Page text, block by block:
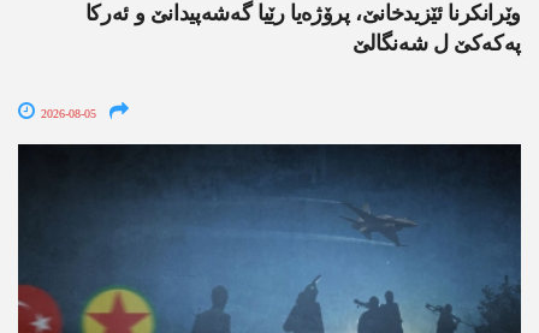
وێرانکرنا ئێزیدخانێ، پرۆژەیا رێیا گەشەپیدانێ و ئەرکا
پەکەکێ ل شەنگالێ
2026-08-05